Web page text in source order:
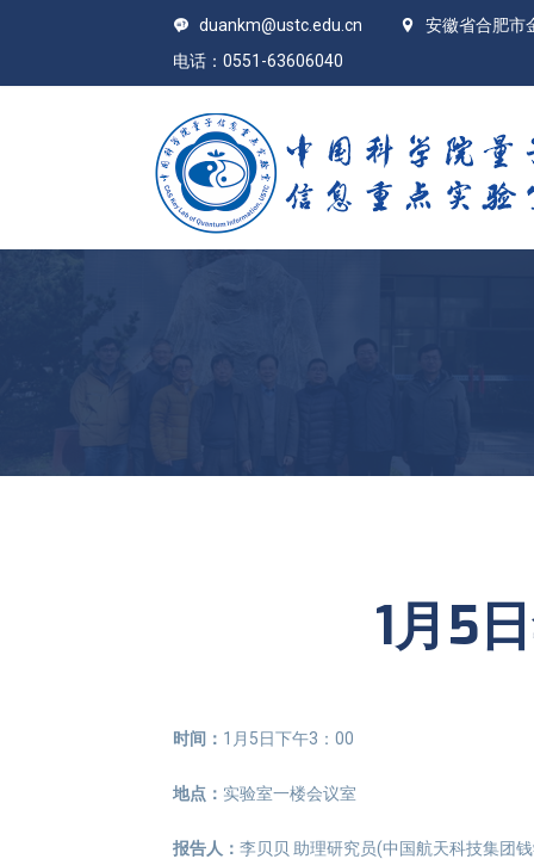
duankm@ustc.edu.cn
安徽省合肥市
电话：0551-63606040
1月5
时间： 1月5日下午3：00
地点： 实验室一楼会议室
报告人： 李贝贝 助理研究员(中国航天科技集团